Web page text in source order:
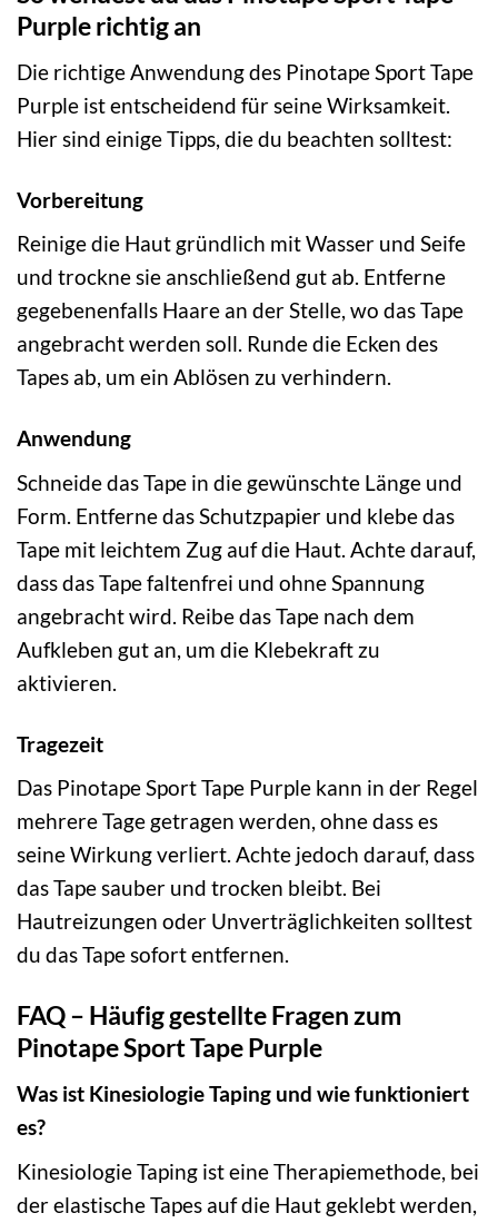
Purple richtig an
Die richtige Anwendung des Pinotape Sport Tape
Purple ist entscheidend für seine Wirksamkeit.
Hier sind einige Tipps, die du beachten solltest:
Vorbereitung
Reinige die Haut gründlich mit Wasser und Seife
und trockne sie anschließend gut ab. Entferne
gegebenenfalls Haare an der Stelle, wo das Tape
angebracht werden soll. Runde die Ecken des
Tapes ab, um ein Ablösen zu verhindern.
Anwendung
Schneide das Tape in die gewünschte Länge und
Form. Entferne das Schutzpapier und klebe das
Tape mit leichtem Zug auf die Haut. Achte darauf,
dass das Tape faltenfrei und ohne Spannung
angebracht wird. Reibe das Tape nach dem
Aufkleben gut an, um die Klebekraft zu
aktivieren.
Tragezeit
Das Pinotape Sport Tape Purple kann in der Regel
mehrere Tage getragen werden, ohne dass es
seine Wirkung verliert. Achte jedoch darauf, dass
das Tape sauber und trocken bleibt. Bei
Hautreizungen oder Unverträglichkeiten solltest
du das Tape sofort entfernen.
FAQ – Häufig gestellte Fragen zum
Pinotape Sport Tape Purple
Was ist Kinesiologie Taping und wie funktioniert
es?
Kinesiologie Taping ist eine Therapiemethode, bei
der elastische Tapes auf die Haut geklebt werden,